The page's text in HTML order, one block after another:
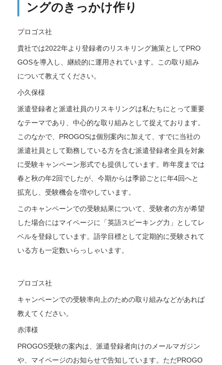
ングのきっかけ作り
プロゴス社
貴社では2022年より登録者のリスキリング施策としてPRO
GOSを導入し、継続的に運用されています。この取り組み
について教えてください。
小久保様
派遣登録者と派遣社員のリスキリングは私たちにとって重要
なテーマであり、中心的な取り組みとして捉えております。
このなかで、PROGOSは個別案内に加えて、すでに当社の
派遣社員として勤務している方を含む派遣登録者全員を対象
に受験キャンペーン形式でも提供しています。昨年度までは
春と秋の年2回でしたが、今期からは季節ごとに年4回へと
拡充し、受験機会を増やしています。
このキャンペーンでの受験結果について、受験者の方が希望
した場合にはマイページに「英語スピーキング力」としてレ
ベルを登録しています。語学目標として定期的に受験されて
いる方も一定数いらっしゃいます。
プロゴス社
キャンペーンでの受験率向上のための取り組みなどがあれば
教えてください。
赤澤様
PROGOS受験の案内は、派遣登録者向けのメールマガジン
や、マイページのお知らせで告知しています。ただPROGO